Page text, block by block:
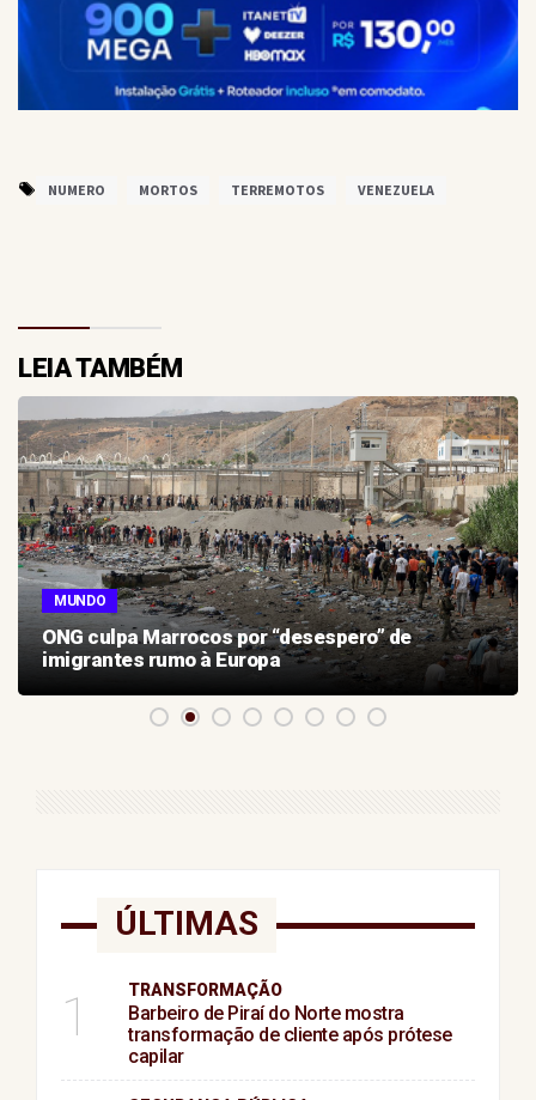
NUMERO MORTOS TERREMOTOS VENEZUELA
LEIA TAMBÉM
MUNDO
ONG culpa Marrocos por “desespero” de
imigrantes rumo à Europa
ÚLTIMAS
1 TRANSFORMAÇÃO
Barbeiro de Piraí do Norte mostra
transformação de cliente após prótese
capilar